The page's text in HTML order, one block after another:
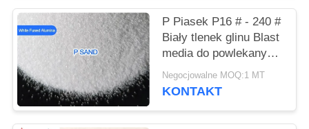
P Piasek P16 # - 240 #
Biały tlenek glinu Blast
media do powlekanych
materiałów ściernych /
piasku
Negocjowalne MOQ:1 MT
KONTAKT